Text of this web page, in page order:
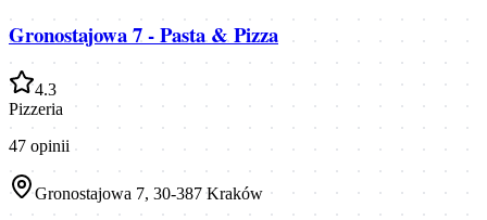
Gronostajowa 7 - Pasta & Pizza
4.3
Pizzeria
47 opinii
Gronostajowa 7, 30-387 Kraków